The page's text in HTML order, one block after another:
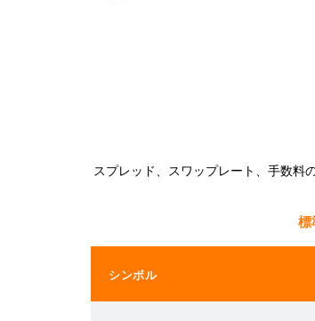
スプレッド、スワップレート、手数料
標
シンボル